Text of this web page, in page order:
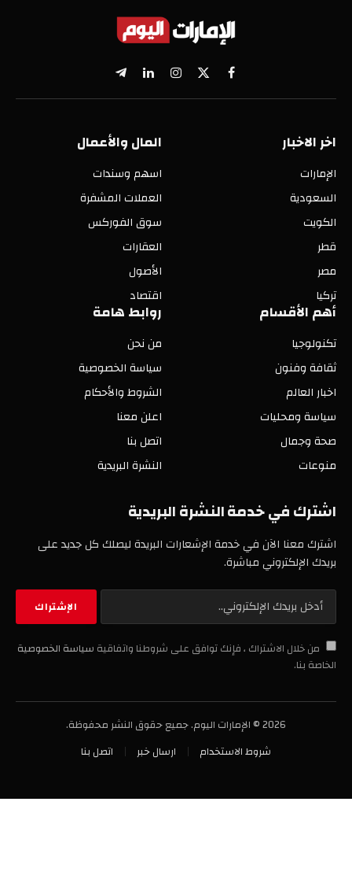
فيسبوك
X
(Twitter)
الانستغراملينكدإنتيلقرام
اخر الاخبار
الإمارات
السعودية
الكويت
قطر
مصر
تركيا
المال والأعمال
اسهم وسندات
العملات المشفرة
سوق الفوركس
العقارات
الأصول
اقتصاد
أهم الأقسام
تكنولوجيا
ثقافة وفنون
اخبار العالم
سياسة ومحليات
صحة وجمال
منوعات
روابط هامة
من نحن
سياسة الخصوصية
الشروط والأحكام
اعلن معنا
اتصل بنا
النشرة البريدية
اشترك في خدمة النشرة البريدية
اشترك معنا الآن في خدمة الإشعارات البريدة ليصلك كل جديد على
بريدك الإلكتروني مباشرة.
من خلال الاشتراك ، فإنك توافق على شروطنا واتفاقية سياسة الخصوصية
الخاصة بنا.
2026 © الإمارات اليوم. جميع حقوق النشر محفوظة.
شروط الاستخدام
ارسال خبر اتصل بنا